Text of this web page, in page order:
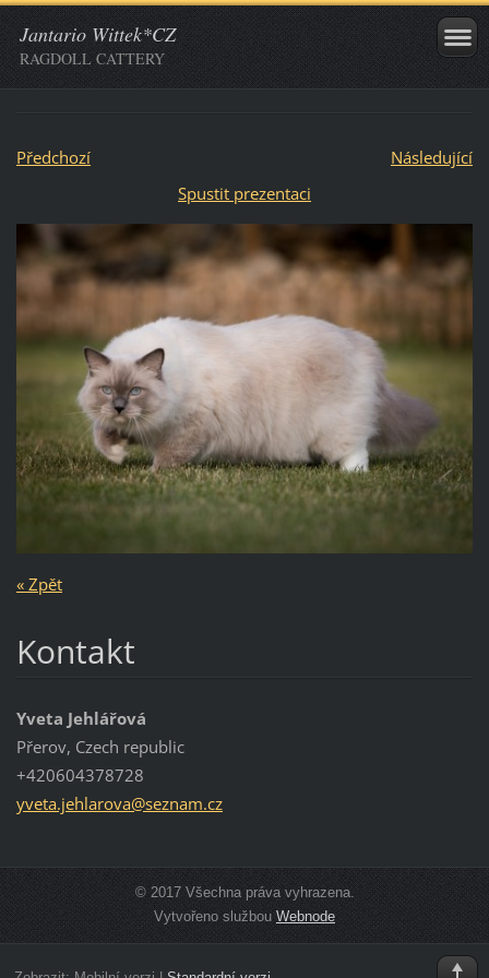
Jantario Wittek*CZ
RAGDOLL CATTERY
Předchozí
Následující
Spustit prezentaci
« Zpět
Kontakt
Yveta Jehlářová
Přerov, Czech republic
+420604378728
yveta.jehlarova@seznam.cz
© 2017 Všechna práva vyhrazena.
Vytvořeno službouWebnode